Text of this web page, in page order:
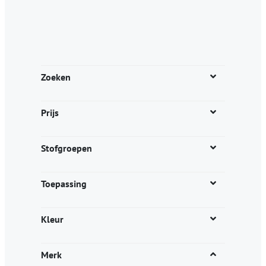
Zoeken
Prijs
Stofgroepen
Toepassing
Kleur
Merk
kan
op
productpagina